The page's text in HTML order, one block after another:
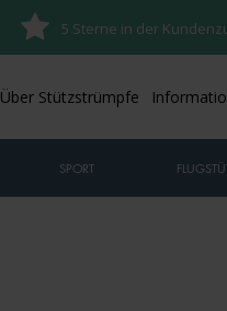
5 Sterne in der
Über Stützstrümpfe
SPORT